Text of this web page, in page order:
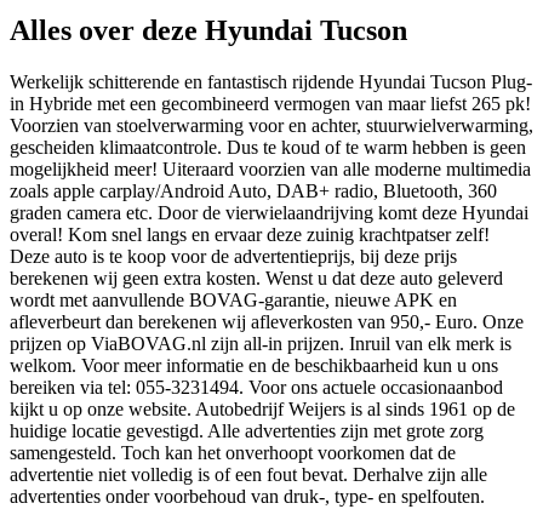
Alles over deze Hyundai Tucson
Werkelijk schitterende en fantastisch rijdende Hyundai Tucson Plug-
in Hybride met een gecombineerd vermogen van maar liefst 265 pk!
Voorzien van stoelverwarming voor en achter, stuurwielverwarming,
gescheiden klimaatcontrole. Dus te koud of te warm hebben is geen
mogelijkheid meer! Uiteraard voorzien van alle moderne multimedia
zoals apple carplay/Android Auto, DAB+ radio, Bluetooth, 360
graden camera etc. Door de vierwielaandrijving komt deze Hyundai
overal! Kom snel langs en ervaar deze zuinig krachtpatser zelf!
Deze auto is te koop voor de advertentieprijs, bij deze prijs
berekenen wij geen extra kosten. Wenst u dat deze auto geleverd
wordt met aanvullende BOVAG-garantie, nieuwe APK en
afleverbeurt dan berekenen wij afleverkosten van 950,- Euro. Onze
prijzen op ViaBOVAG.nl zijn all-in prijzen. Inruil van elk merk is
welkom. Voor meer informatie en de beschikbaarheid kun u ons
bereiken via tel: 055-3231494. Voor ons actuele occasionaanbod
kijkt u op onze website. Autobedrijf Weijers is al sinds 1961 op de
huidige locatie gevestigd. Alle advertenties zijn met grote zorg
samengesteld. Toch kan het onverhoopt voorkomen dat de
advertentie niet volledig is of een fout bevat. Derhalve zijn alle
advertenties onder voorbehoud van druk-, type- en spelfouten.